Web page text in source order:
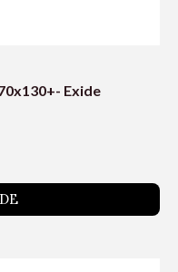
Exide